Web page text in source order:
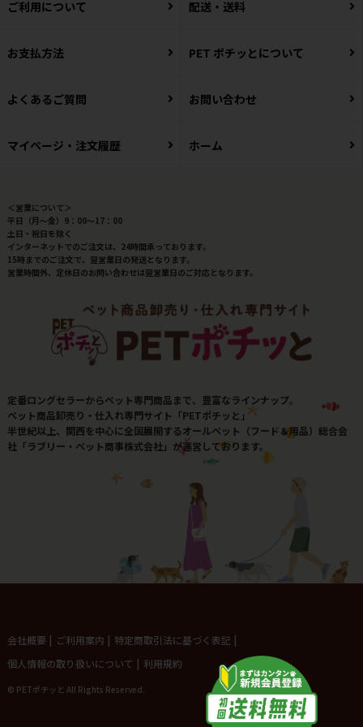
ご利用について 配送・送料
お支払方法 PET ポチッとについて
よくあるご質問 お問い合わせ
マイページ・注文履歴 ホーム
＜営業について＞
平日（月～金）9：00～17：00
土日・祝日を除く
インターネットでのご注文は、24時間承っております。
15時までのご注文で、翌営業日の発送となります。
営業時間外、定休日のお問い合わせは翌営業日のご対応となります。
定番ロングセラーからペット専門商品まで、豊富なラインナップ。
ペット商品卸売り・仕入れ専門サイト「PETポチッと」
半世紀以上、関西を中心に全国展開するオールペット（フード＆用品）総合会
社「ラブリー・ペット商事株式会社」が運営しております。
会社概要 | ご利用案内 | 特定商取引法に基づく表記 |
個人情報の取り扱いについて | 利用規約
© PETポチッと All Rights Reserved.